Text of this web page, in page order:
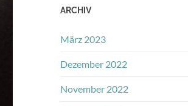
ARCHIV
März 2023
Dezember 2022
November 2022